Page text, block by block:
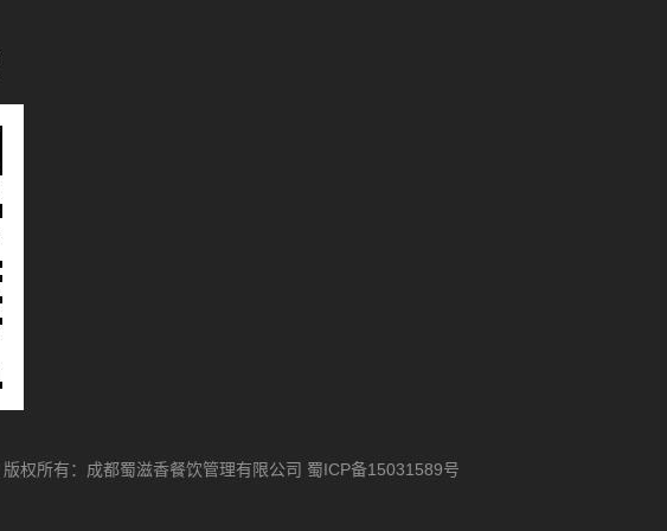
版权所有：成都蜀滋香餐饮管理有限公司 蜀ICP备15031589号